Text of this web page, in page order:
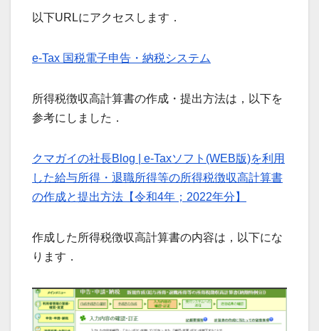
以下URLにアクセスします．
e-Tax 国税電子申告・納税システム
所得税徴収高計算書の作成・提出方法は，以下を
参考にしました．
クマガイの社長Blog | e-Taxソフト(WEB版)を利用
した給与所得・退職所得等の所得税徴収高計算書
の作成と提出方法【令和4年；2022年分】
作成した所得税徴収高計算書の内容は，以下にな
ります．